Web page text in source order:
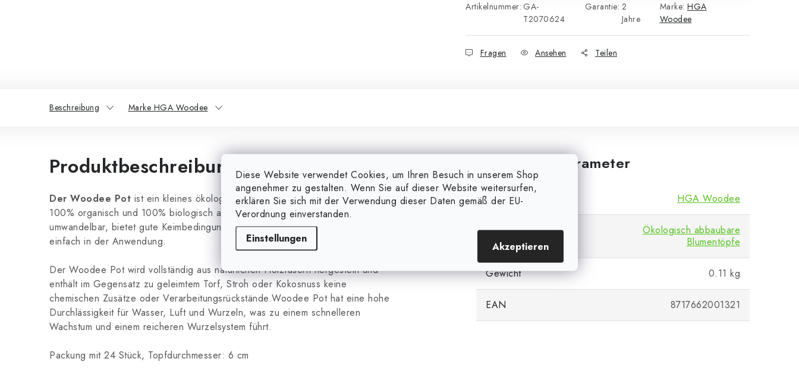
Diese Website verwendet Cookies, um Ihren Besuch in unserem Shop
angenehmer zu gestalten. Wenn Sie auf dieser Website weitersurfen,
erklären Sie sich mit der Verwendung dieser Daten gemäß der EU-
Verordnung einverstanden.
Einstellungen
Akzeptieren
Artikelnummer: GA-
T2070624
Marke:HGA
Woodee
Garantie: 2
Jahre
Fragen Ansehen Teilen
Beschreibung Marke HGA Woodee
Produktbeschreibung
Der Woodee Pot ist ein kleines ökologisches Wunder, denn er ist nicht nur
100% organisch und 100% biologisch abbaubar. Er ist auch in Humus
umwandelbar, bietet gute Keimbedingungen für kleine Pflanzen und ist sehr
einfach in der Anwendung.
Der Woodee Pot wird vollständig aus natürlichen Holzfasern hergestellt und
enthält im Gegensatz zu geleimtem Torf, Stroh oder Kokosnuss keine
chemischen Zusätze oder Verarbeitungsrückstände.Woodee Pot hat eine hohe
Durchlässigkeit für Wasser, Luft und Wurzeln, was zu einem schnelleren
Wachstum und einem reicheren Wurzelsystem führt.
Packung mit 24 Stück, Topfdurchmesser: 6 cm
Zusätzliche Parameter
Markieren HGA Woodee
Ökologisch abbaubare
Blumentöpfe
Gewicht 0.11 kg
EAN 8717662001321